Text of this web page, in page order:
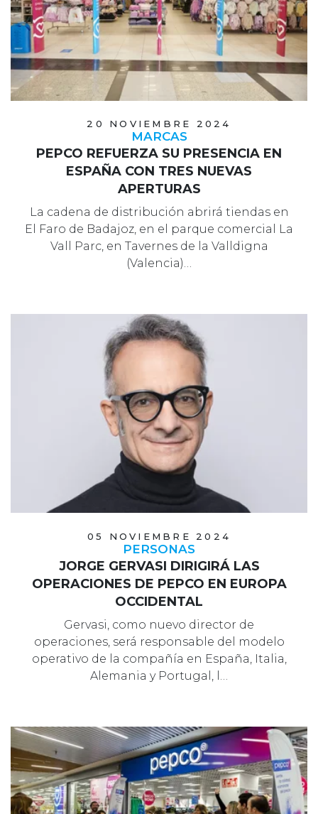
20 NOVIEMBRE 2024
MARCAS
PEPCO REFUERZA SU PRESENCIA EN
ESPAÑA CON TRES NUEVAS
APERTURAS
La cadena de distribución abrirá tiendas en
El Faro de Badajoz, en el parque comercial La
Vall Parc, en Tavernes de la Valldigna
(Valencia)…
05 NOVIEMBRE 2024
PERSONAS
JORGE GERVASI DIRIGIRÁ LAS
OPERACIONES DE PEPCO EN EUROPA
OCCIDENTAL
Gervasi, como nuevo director de
operaciones, será responsable del modelo
operativo de la compañía en España, Italia,
Alemania y Portugal, l…